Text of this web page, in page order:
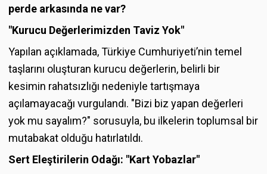
perde arkasında ne var?
"Kurucu Değerlerimizden Taviz Yok"
Yapılan açıklamada, Türkiye Cumhuriyeti’nin temel
taşlarını oluşturan kurucu değerlerin, belirli bir
kesimin rahatsızlığı nedeniyle tartışmaya
açılamayacağı vurgulandı. "Bizi biz yapan değerleri
yok mu sayalım?" sorusuyla, bu ilkelerin toplumsal bir
mutabakat olduğu hatırlatıldı.
Sert Eleştirilerin Odağı: "Kart Yobazlar"